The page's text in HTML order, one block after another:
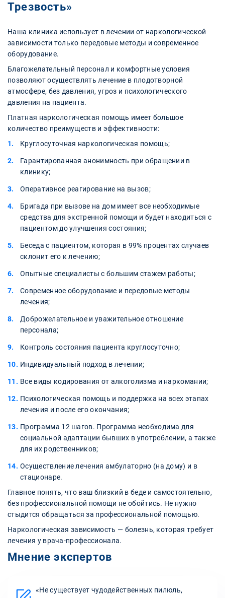
Трезвость»
Наша клиника использует в лечении от наркологической
зависимости только передовые методы и современное
оборудование.
Благожелательный персонал и комфортные условия
позволяют осуществлять лечение в плодотворной
атмосфере, без давления, угроз и психологического
давления на пациента.
Платная наркологическая помощь имеет большое
количество преимуществ и эффективности:
Круглосуточная наркологическая помощь;
Гарантированная анонимность при обращении в
клинику;
Оперативное реагирование на вызов;
Бригада при вызове на дом имеет все необходимые
средства для экстренной помощи и будет находиться с
пациентом до улучшения состояния;
Беседа с пациентом, которая в 99% процентах случаев
склонит его к лечению;
Опытные специалисты с большим стажем работы;
Современное оборудование и передовые методы
лечения;
Доброжелательное и уважительное отношение
персонала;
Контроль состояния пациента круглосуточно;
Индивидуальный подход в лечении;
Все виды кодирования от алкоголизма и наркомании;
Психологическая помощь и поддержка на всех этапах
лечения и после его окончания;
Программа 12 шагов. Программа необходима для
социальной адаптации бывших в употреблении, а также
для их родственников;
Осуществление лечения амбулаторно (на дому) и в
стационаре.
Главное понять, что ваш близкий в беде и самостоятельно,
без профессиональной помощи не обойтись. Не нужно
стыдится обращаться за профессиональной помощью.
Наркологическая зависимость — болезнь, которая требует
лечения у врача-профессионала.
Мнение экспертов
«Не существует чудодейственных пилюль,